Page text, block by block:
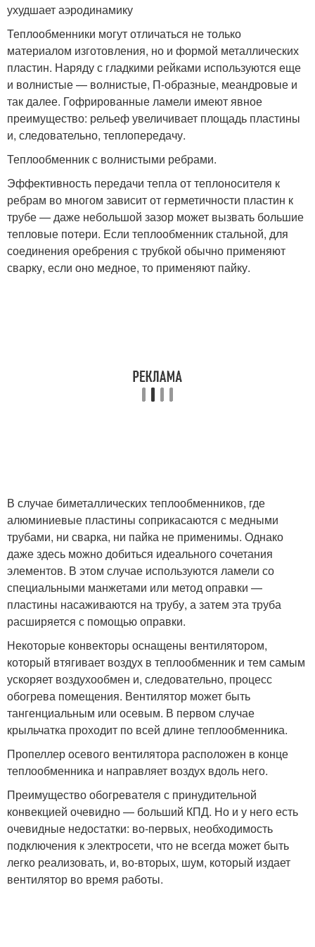
ухудшает аэродинамику
Теплообменники могут отличаться не только
материалом изготовления, но и формой металлических
пластин. Наряду с гладкими рейками используются еще
и волнистые — волнистые, П-образные, меандровые и
так далее. Гофрированные ламели имеют явное
преимущество: рельеф увеличивает площадь пластины
и, следовательно, теплопередачу.
Теплообменник с волнистыми ребрами.
Эффективность передачи тепла от теплоносителя к
ребрам во многом зависит от герметичности пластин к
трубе — даже небольшой зазор может вызвать большие
тепловые потери. Если теплообменник стальной, для
соединения оребрения с трубкой обычно применяют
сварку, если оно медное, то применяют пайку.
В случае биметаллических теплообменников, где
алюминиевые пластины соприкасаются с медными
трубами, ни сварка, ни пайка не применимы. Однако
даже здесь можно добиться идеального сочетания
элементов. В этом случае используются ламели со
специальными манжетами или метод оправки —
пластины насаживаются на трубу, а затем эта труба
расширяется с помощью оправки.
Некоторые конвекторы оснащены вентилятором,
который втягивает воздух в теплообменник и тем самым
ускоряет воздухообмен и, следовательно, процесс
обогрева помещения. Вентилятор может быть
тангенциальным или осевым. В первом случае
крыльчатка проходит по всей длине теплообменника.
Пропеллер осевого вентилятора расположен в конце
теплообменника и направляет воздух вдоль него.
Преимущество обогревателя с принудительной
конвекцией очевидно — больший КПД. Но и у него есть
очевидные недостатки: во-первых, необходимость
подключения к электросети, что не всегда может быть
легко реализовать, и, во-вторых, шум, который издает
вентилятор во время работы.